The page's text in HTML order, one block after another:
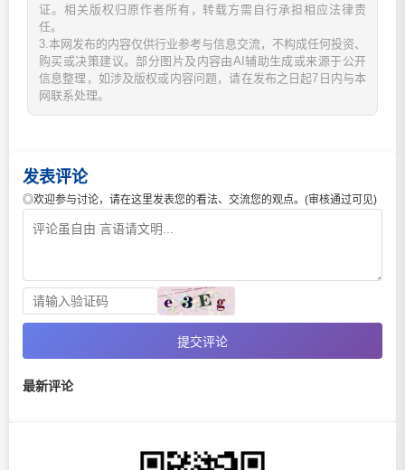
证。相关版权归原作者所有，转载方需自行承担相应法律责
任。
3.本网发布的内容仅供行业参考与信息交流，不构成任何投资、
购买或决策建议。部分图片及内容由AI辅助生成或来源于公开
信息整理，如涉及版权或内容问题，请在发布之日起7日内与本
网联系处理。
发表评论
◎欢迎参与讨论，请在这里发表您的看法、交流您的观点。(审核通过可见)
提交评论
最新评论